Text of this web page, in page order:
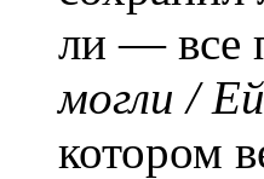
ли — все
могли /
котором